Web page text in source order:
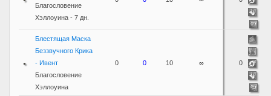
Благословение
Хэллоуина - 7 дн.
Блестящая Маска
Беззвучного Крика
- Ивент
Благословение
Хэллоуина
0 0 10 ∞ 0